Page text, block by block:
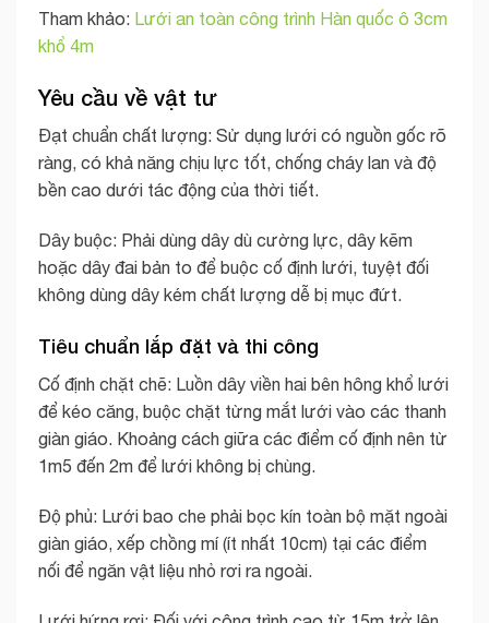
Tham khảo: Lưới an toàn công trình Hàn quốc ô 3cm
khổ 4m
Yêu cầu về vật tư
Đạt chuẩn chất lượng: Sử dụng lưới có nguồn gốc rõ
ràng, có khả năng chịu lực tốt, chống cháy lan và độ
bền cao dưới tác động của thời tiết.
Dây buộc: Phải dùng dây dù cường lực, dây kẽm
hoặc dây đai bản to để buộc cố định lưới, tuyệt đối
không dùng dây kém chất lượng dễ bị mục đứt.
Tiêu chuẩn lắp đặt và thi công
Cố định chặt chẽ: Luồn dây viền hai bên hông khổ lưới
để kéo căng, buộc chặt từng mắt lưới vào các thanh
giàn giáo. Khoảng cách giữa các điểm cố định nên từ
1m5 đến 2m để lưới không bị chùng.
Độ phủ: Lưới bao che phải bọc kín toàn bộ mặt ngoài
giàn giáo, xếp chồng mí (ít nhất 10cm) tại các điểm
nối để ngăn vật liệu nhỏ rơi ra ngoài.